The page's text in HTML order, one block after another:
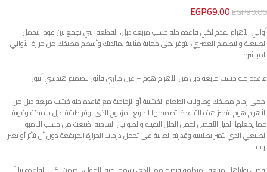
EGP90.00
EGP69.00
أواني الأهرام تقدم لكي قاعده حله خشب مربعه دبل، القطعة التي تجمع بين قوة التحمل
الطبيعية والتصميم العصري، لتوفر لكي حماية مثالية لمائدتك وأسطح مطبخك من حرارة الأواني
المباشرة.
قاعده حله خشب مربعه دبل من الأهرام هوم – عزل حراري فائق بتصميم هندسي أنيق
احمي رخام مطبخك وطاولات الطعام الخشبية أو الزجاجية مع قاعده حله خشب مربعه دبل من
الأهرام هوم. تتميز هذه القاعدة بتصميمها المربع المزدوج الذي يوفر طبقة عزل سميكة وقوية،
مما يجعلها الخيار الأفضل لحمل الحلل الثقيلة والصواني الساخنة. صُنعت من خشب البامبو
الطبيعي الذي يتميز بصلابته وقدرته العالية على تحمل درجات الحرارة المرتفعة دون أن يتأثر أو يغير
لونه.